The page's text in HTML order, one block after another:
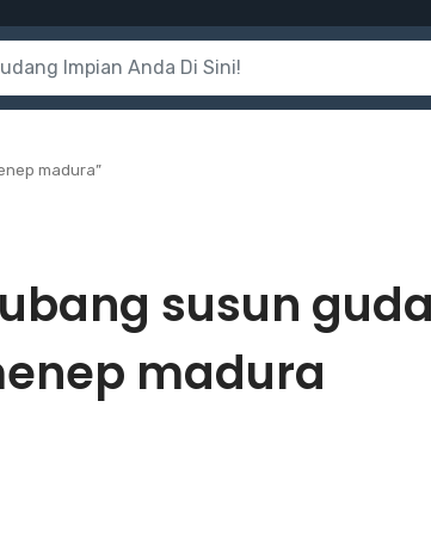
madura”
susun
madura